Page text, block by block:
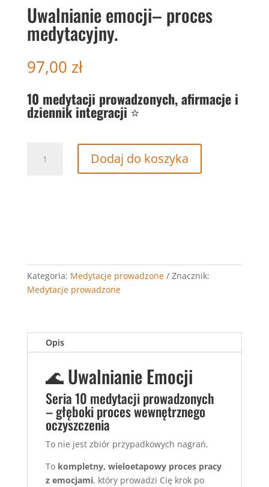
Uwalnianie emocji– proces
medytacyjny.
97,00 zł
10 medytacji prowadzonych, afirmacje i
dziennik integracji⭐
Uwalnianie
Dodaj do koszyka
Kategoria: Medytacje prowadzone
Znacznik:
Medytacje prowadzone
Opis
🌊 Uwalnianie Emocji
Seria 10 medytacji prowadzonych
– głęboki proces wewnętrznego
oczyszczenia
To nie jest zbiór przypadkowych nagrań.
To kompletny, wieloetapowy proces pracy
z emocjami, który prowadzi Cię krok po